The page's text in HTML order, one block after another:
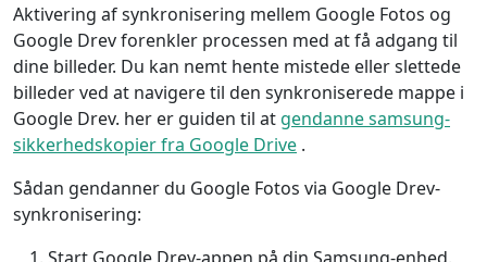
Aktivering af synkronisering mellem Google Fotos og
Google Drev forenkler processen med at få adgang til
dine billeder. Du kan nemt hente mistede eller slettede
billeder ved at navigere til den synkroniserede mappe i
Google Drev. her er guiden til at gendanne samsung-
sikkerhedskopier fra Google Drive .
Sådan gendanner du Google Fotos via Google Drev-
synkronisering: